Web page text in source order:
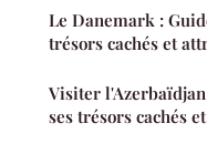
Le Danemark :
trésors cachés et
Visiter
ses trésors cachés